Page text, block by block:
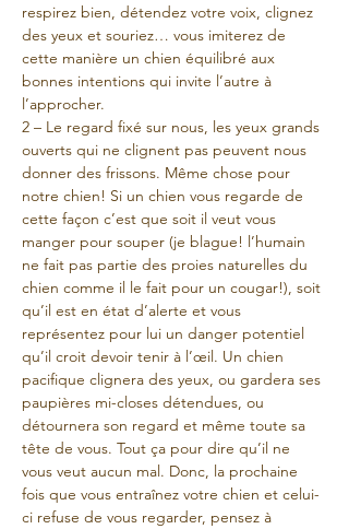
respirez bien, détendez votre voix, clignez
des yeux et souriez… vous imiterez de
cette manière un chien équilibré aux
bonnes intentions qui invite l’autre à
l’approcher.
2 – Le regard fixé sur nous, les yeux grands
ouverts qui ne clignent pas peuvent nous
donner des frissons. Même chose pour
notre chien! Si un chien vous regarde de
cette façon c’est que soit il veut vous
manger pour souper (je blague! l’humain
ne fait pas partie des proies naturelles du
chien comme il le fait pour un cougar!), soit
qu’il est en état d’alerte et vous
représentez pour lui un danger potentiel
qu’il croit devoir tenir à l’œil. Un chien
pacifique clignera des yeux, ou gardera ses
paupières mi-closes détendues, ou
détournera son regard et même toute sa
tête de vous. Tout ça pour dire qu’il ne
vous veut aucun mal. Donc, la prochaine
fois que vous entraînez votre chien et celui-
ci refuse de vous regarder, pensez à